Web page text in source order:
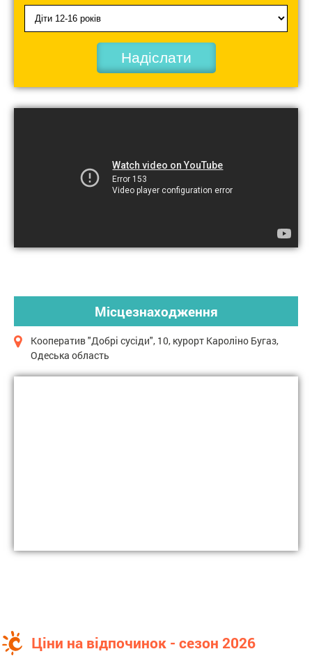
Місцезнаходження
Кооператив "Добрі сусіди", 10, курорт Кароліно Бугаз,
Одеська область
Надіслати
Ціни на відпочинок - сезон 2026